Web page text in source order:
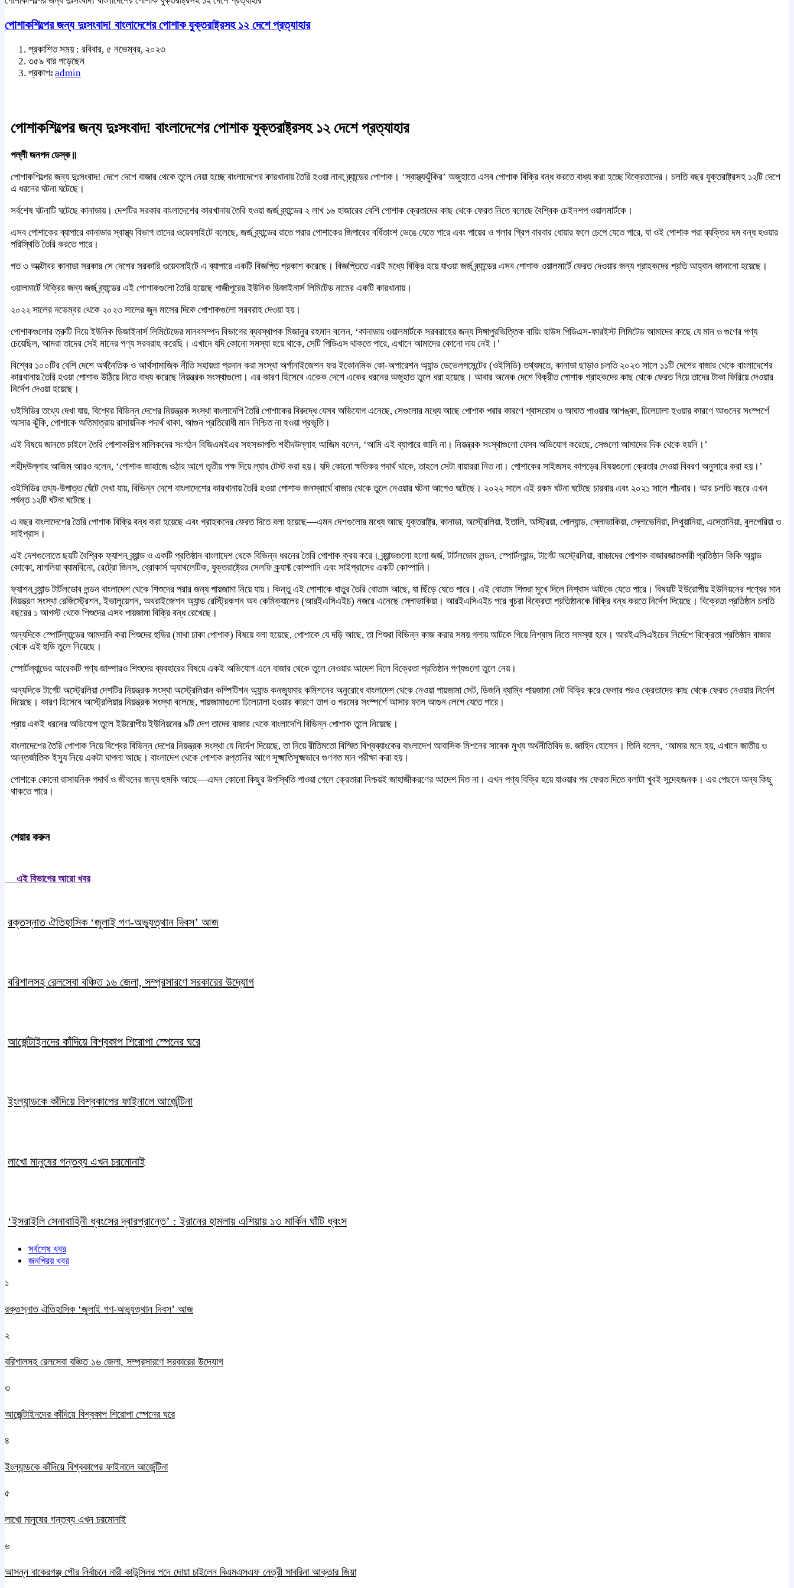
পোশাকশিল্পের জন্য দুঃসংবাদ! বাংলাদেশের পোশাক যুক্তরাষ্ট্রসহ ১২ দেশে প্রত্যাহার
প্রকাশিত সময় : রবিবার, ৫ নভেম্বর, ২০২৩
৩৫৯ বার পড়েছেন
প্রকাশঃ admin
পোশাকশিল্পের জন্য দুঃসংবাদ! বাংলাদেশের পোশাক যুক্তরাষ্ট্রসহ ১২ দেশে প্রত্যাহার
পল্লী জনপদ ডেস্ক॥
পোশাকশিল্পের জন্য দুঃসংবাদ! দেশে দেশে বাজার থেকে তুলে নেয়া হচ্ছে বাংলাদেশের কারখানায় তৈরি হওয়া নানা ব্র্যান্ডের পোশাক। ‘স্বাস্থ্যঝুঁকির’ অজুহাতে এসব পোশাক বিক্রি বন্ধ করতে বাধ্য করা হচ্ছে বিক্রেতাদের। চলতি বছর যুক্তরাষ্ট্রসহ ১২টি দেশে
এ ধরনের ঘটনা ঘটেছে।
সর্বশেষ ঘটনাটি ঘটেছে কানাডায়। দেশটির সরকার বাংলাদেশের কারখানায় তৈরি হওয়া জর্জ ব্র্যান্ডের ২ লাখ ১৬ হাজারের বেশি পোশাক ক্রেতাদের কাছ থেকে ফেরত নিতে বলেছে বৈশ্বিক চেইনশপ ওয়ালমার্টকে।
এসব পোশাকের ব্যাপারে কানাডার স্বাস্থ্য বিভাগ তাদের ওয়েবসাইটে বলেছে, জর্জ ব্র্যান্ডের রাতে পরার পোশাকের জিপারের বর্ধিতাংশ ভেঙে যেতে পারে এবং পায়ের ও গলার গ্রিপ বারবার ধোয়ার ফলে চেপে যেতে পারে, যা ওই পোশাক পরা ব্যক্তির দম বন্ধ হওয়ার
পরিস্থিতি তৈরি করতে পারে।
গত ৩ অক্টোবর কানাডা সরকার সে দেশের সরকারি ওয়েবসাইটে এ ব্যাপারে একটি বিজ্ঞপ্তি প্রকাশ করেছে। বিজ্ঞপ্তিতে এরই মধ্যে বিক্রি হয়ে যাওয়া জর্জ ব্র্যান্ডের এসব পোশাক ওয়ালমার্টে ফেরত দেওয়ার জন্য গ্রাহকদের প্রতি আহ্বান জানানো হয়েছে।
ওয়ালমার্টে বিক্রির জন্য জর্জ ব্র্যান্ডের এই পোশাকগুলো তৈরি হয়েছে গাজীপুরের ইউনিক ডিজাইনার্স লিমিটেড নামের একটি কারখানায়।
২০২২ সালের নভেম্বর থেকে ২০২৩ সালের জুন মাসের দিকে পোশাকগুলো সরবরাহ দেওয়া হয়।
পোশাকগুলোর ত্রুটি নিয়ে ইউনিক ডিজাইনার্স লিমিটেডের মানবসম্পদ বিভাগের ব্যবস্থাপক মিজানুর রহমান বলেন, ‘কানাডায় ওয়ালমার্টকে সরবরাহের জন্য সিঙ্গাপুরভিত্তিক বায়িং হাউস পিডিএস-ফারইস্ট লিমিটেড আমাদের কাছে যে মান ও গুণের পণ্য
চেয়েছিল, আমরা তাদের সেই মানের পণ্য সরবরাহ করেছি। এখানে যদি কোনো সমস্যা হয়ে থাকে, সেটি পিডিএস থাকতে পারে, এখানে আমাদের কোনো দায় নেই।’
বিশ্বের ১০০টির বেশি দেশে অর্থনৈতিক ও আর্থসামাজিক নীতি সহায়তা প্রদান করা সংস্থা অর্গানাইজেশন ফর ইকোনমিক কো-অপারেশন অ্যান্ড ডেভেলপমেন্টের (ওইসিডি) তথ্যমতে, কানাডা ছাড়াও চলতি ২০২৩ সালে ১১টি দেশের বাজার থেকে বাংলাদেশের
কারখানায় তৈরি হওয়া পোশাক উঠিয়ে নিতে বাধ্য করেছে নিয়ন্ত্রক সংস্থাগুলো। এর কারণ হিসেবে একেক দেশে একের ধরনের অজুহাত তুলে ধরা হয়েছে। আবার অনেক দেশে বিক্রীত পোশাক গ্রাহকদের কাছ থেকে ফেরত নিয়ে তাদের টাকা ফিরিয়ে দেওয়ার
নির্দেশ দেওয়া হয়েছে।
ওইসিডির তথ্যে দেখা যায়, বিশ্বের বিভিন্ন দেশের নিয়ন্ত্রক সংস্থা বাংলাদেশি তৈরি পোশাকের বিরুদ্ধে যেসব অভিযোগ এনেছে, সেগুলোর মধ্যে আছে পোশাক পরার কারণে শ্বাসরোধ ও আঘাত পাওয়ার আশঙ্কা, ঢিলেঢালা হওয়ার কারণে আগুনের সংস্পর্শে
আসার ঝুঁকি, পোশাকে অতিমাত্রায় রাসায়নিক পদার্থ থাকা, আগুন প্রতিরোধী মান নিশ্চিত না হওয়া প্রভৃতি।
এই বিষয়ে জানতে চাইলে তৈরি পোশাকশিল্প মালিকদের সংগঠন বিজিএমইএর সহসভাপতি শহীদউল্লাহ আজিম বলেন, ‘আমি এই ব্যাপারে জানি না। নিয়ন্ত্রক সংস্থাগুলো যেসব অভিযোগ করেছে, সেগুলো আমাদের দিক থেকে হয়নি।’
শহীদউল্লাহ আজিম আরও বলেন, ‘পোশাক জাহাজে ওঠার আগে তৃতীয় পক্ষ দিয়ে ল্যাব টেস্ট করা হয়। যদি কোনো ক্ষতিকর পদার্থ থাকে, তাহলে সেটা বায়াররা নিত না। পোশাকের সাইজসহ কাপড়ের বিষয়গুলো ক্রেতার দেওয়া বিবরণ অনুসারে করা হয়।’
ওইসিডির তথ্য-উপাত্ত ঘেঁটে দেখা যায়, বিভিন্ন দেশে বাংলাদেশের কারখানায় তৈরি হওয়া পোশাক জনস্বার্থে বাজার থেকে তুলে নেওয়ার ঘটনা আগেও ঘটেছে। ২০২২ সালে এই রকম ঘটনা ঘটেছে চারবার এবং ২০২১ সালে পাঁচবার। আর চলতি বছরে এখন
পর্যন্ত ১২টি ঘটনা ঘটেছে।
এ বছর বাংলাদেশের তৈরি পোশাক বিক্রি বন্ধ করা হয়েছে এবং গ্রাহকদের ফেরত দিতে বলা হয়েছে—এমন দেশগুলোর মধ্যে আছে যুক্তরাষ্ট্র, কানাডা, অস্ট্রেলিয়া, ইতালি, অস্ট্রিয়া, পোল্যান্ড, স্লোভাকিয়া, স্লোভেনিয়া, লিথুয়ানিয়া, এস্তোনিয়া, বুলগেরিয়া ও
সাইপ্রাস।
এই দেশগুলোতে ছয়টি বৈশ্বিক ফ্যাশন ব্র্যান্ড ও একটি প্রতিষ্ঠান বাংলাদেশ থেকে বিভিন্ন ধরনের তৈরি পোশাক ক্রয় করে। ব্র্যান্ডগুলো হলো জর্জ, টার্টলডোব লন্ডন, স্পোর্টল্যান্ড, টার্গেট অস্ট্রেলিয়া, বাচ্চাদের পোশাক বাজারজাতকারী প্রতিষ্ঠান কিকি অ্যান্ড
কোকো, মাগলিয়া ব্যামবিনো, রেট্রো জিনস, ব্রোকার্স অ্যাথলেটিক, যুক্তরাষ্ট্রের সেলফি ক্র্যাফ্ট কোম্পানি এবং সাইপ্রাসের একটি কোম্পানি।
ফ্যাশন ব্র্যান্ড টার্টলডোব লন্ডন বাংলাদেশ থেকে শিশুদের পরার জন্য পায়জামা নিয়ে যায়। কিন্তু এই পোশাকে ধাতুর তৈরি বোতাম আছে, যা ছিঁড়ে যেতে পারে। এই বোতাম শিশুরা মুখে দিলে নিশ্বাস আটকে যেতে পারে। বিষয়টি ইউরোপীয় ইউনিয়নের পণ্যের মান
নিয়ন্ত্রণ সংস্থা রেজিস্ট্রেশন, ইভালুয়েশন, অথরাইজেশন অ্যান্ড রেস্ট্রিকশন অব কেমিক্যালের (আরইএসিএইচ) নজরে এনেছে স্লোভাকিয়া। আরইএসিএইচ পরে খুচরা বিক্রেতা প্রতিষ্ঠানকে বিক্রি বন্ধ করতে নির্দেশ দিয়েছে। বিক্রেতা প্রতিষ্ঠান চলতি
বছরের ১ আগস্ট থেকে শিশুদের এসব পায়জামা বিক্রি বন্ধ রেখেছে।
অন্যদিকে স্পোর্টল্যান্ডের আমদানি করা শিশুদের হুডির (মাথা ঢাকা পোশাক) বিষয়ে বলা হয়েছে, পোশাকে যে দড়ি আছে, তা শিশুরা বিভিন্ন কাজ করার সময় গলায় আটকে গিয়ে নিশ্বাস নিতে সমস্যা হবে। আরইএসিএইচের নির্দেশে বিক্রেতা প্রতিষ্ঠান বাজার
থেকে এই হুডি তুলে নিয়েছে।
স্পোর্টল্যান্ডের আরেকটি পণ্য জাম্পারও শিশুদের ব্যবহারের বিষয়ে একই অভিযোগ এনে বাজার থেকে তুলে নেওয়ার আদেশ দিলে বিক্রেতা প্রতিষ্ঠান পণ্যগুলো তুলে নেয়।
অন্যদিকে টার্গেট অস্ট্রেলিয়া দেশটির নিয়ন্ত্রক সংস্থা অস্ট্রেলিয়ান কম্পিটিশন অ্যান্ড কনজ্যুমার কমিশনের অনুরোধে বাংলাদেশ থেকে নেওয়া পায়জামা সেট, ডিজনি ব্যাম্বি পায়জামা সেট বিক্রি করে ফেলার পরও ক্রেতাদের কাছ থেকে ফেরত নেওয়ার নির্দেশ
দিয়েছে। কারণ হিসেবে অস্ট্রেলিয়ার নিয়ন্ত্রক সংস্থা বলেছে, পায়জামাগুলো ঢিলেঢালা হওয়ার কারণে তাপ ও গরমের সংস্পর্শে আসার ফলে আগুন লেগে যেতে পারে।
প্রায় একই ধরনের অভিযোগ তুলে ইউরোপীয় ইউনিয়নের ৯টি দেশ তাদের বাজার থেকে বাংলাদেশি বিভিন্ন পোশাক তুলে নিয়েছে।
বাংলাদেশের তৈরি পোশাক নিয়ে বিশ্বের বিভিন্ন দেশের নিয়ন্ত্রক সংস্থা যে নির্দেশ দিয়েছে, তা নিয়ে রীতিমতো বিস্মিত বিশ্বব্যাংকের বাংলাদেশ আবাসিক মিশনের সাবেক মুখ্য অর্থনীতিবিদ ড. জাহিদ হোসেন। তিনি বলেন, ‘আমার মনে হয়, এখানে জাতীয় ও
আন্তর্জাতিক ইস্যু নিয়ে একটা ঘাপলা আছে। বাংলাদেশ থেকে পোশাক রপ্তানির আগে সূক্ষ্মাতিসূক্ষ্মভাবে গুণগত মান পরীক্ষা করা হয়।
পোশাকে কোনো রাসায়নিক পদার্থ ও জীবনের জন্য হুমকি আছে—এমন কোনো কিছুর উপস্থিতি পাওয়া গেলে ক্রেতারা নিশ্চয়ই জাহাজীকরণের আদেশ দিত না। এখন পণ্য বিক্রি হয়ে যাওয়ার পর ফেরত দিতে বলাটা খুবই সন্দেহজনক। এর পেছনে অন্য কিছু
থাকতে পারে।
শেয়ার করুন
এই বিভাগের আরো খবর
রক্তস্নাত ঐতিহাসিক ‌‘জুলাই গণ-অভ্যুত্থান দিবস’ আজ
বরিশালসহ রেলসেবা বঞ্চিত ১৬ জেলা, সম্প্রসারণে সরকারের উদ্যোগ
আর্জেন্টাইনদের কাঁদিয়ে বিশ্বকাপ শিরোপা স্পেনের ঘরে
ইংল্যান্ডকে কাঁদিয়ে বিশ্বকাপের ফাইনালে আর্জেন্টিনা
লাখো মানুষের গন্তব্য এখন চরমোনাই
‘ইসরাইলি সেনাবাহিনী ধ্বংসের দ্বারপ্রান্তে’ : ইরানের হামলায় এশিয়ায় ১৩ মার্কিন ঘাঁটি ধ্বংস
সর্বশেষ খবর
জনপ্রিয় খবর
১
রক্তস্নাত ঐতিহাসিক ‌‘জুলাই গণ-অভ্যুত্থান দিবস’ আজ
২
বরিশালসহ রেলসেবা বঞ্চিত ১৬ জেলা, সম্প্রসারণে সরকারের উদ্যোগ
৩
আর্জেন্টাইনদের কাঁদিয়ে বিশ্বকাপ শিরোপা স্পেনের ঘরে
৪
ইংল্যান্ডকে কাঁদিয়ে বিশ্বকাপের ফাইনালে আর্জেন্টিনা
৫
লাখো মানুষের গন্তব্য এখন চরমোনাই
৬
আসন্ন বাকেরগঞ্জ পৌর নির্বাচনে নারী কাউন্সিলর পদে দোয়া চাইলেন বিএমএসএফ নেত্রী সাবরিনা আক্তার জিয়া